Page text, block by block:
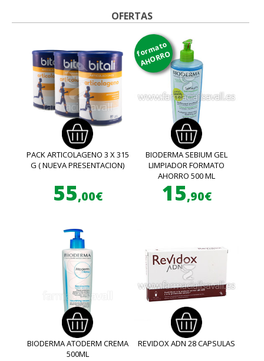
OFERTAS
PACK ARTICOLAGENO 3 X 315
G ( NUEVA PRESENTACION)
55,00€
formato
AHORRO
BIODERMA SEBIUM GEL
LIMPIADOR FORMATO
AHORRO 500 ML
15,90€
BIODERMA ATODERM CREMA
500ML
REVIDOX ADN 28 CAPSULAS